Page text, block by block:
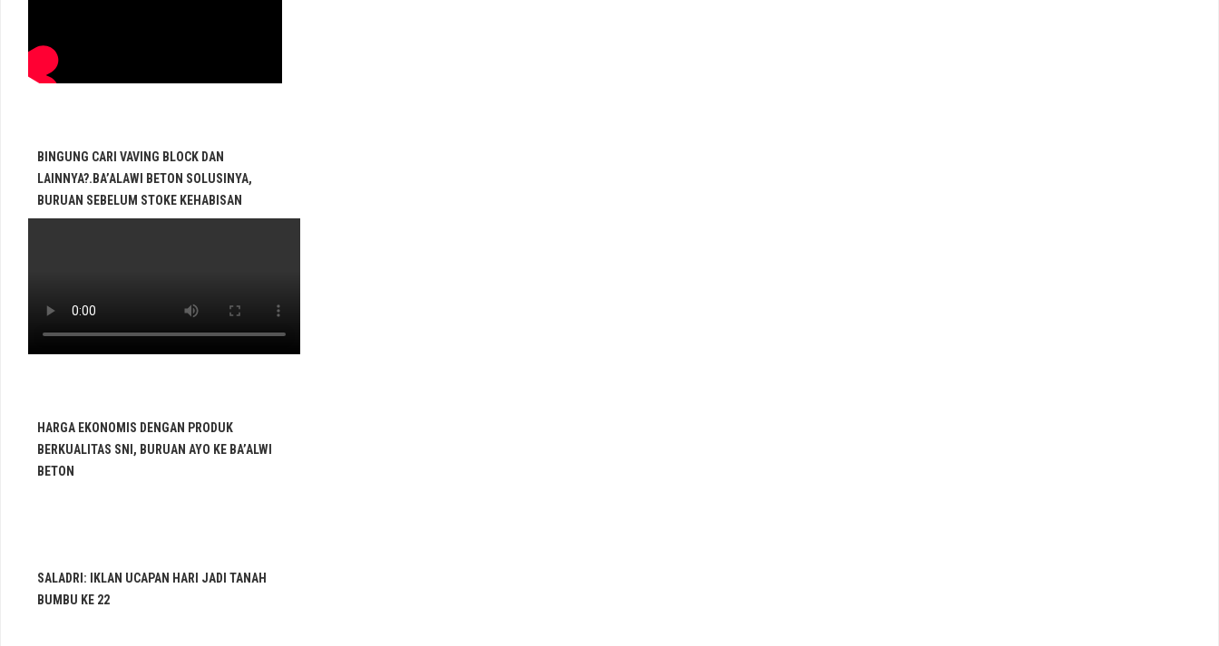
BINGUNG CARI VAVING BLOCK DAN
LAINNYA?.BA’ALAWI BETON SOLUSINYA,
BURUAN SEBELUM STOKE KEHABISAN
HARGA EKONOMIS DENGAN PRODUK
BERKUALITAS SNI, BURUAN AYO KE BA’ALWI
BETON
SALADRI: IKLAN UCAPAN HARI JADI TANAH
BUMBU KE 22